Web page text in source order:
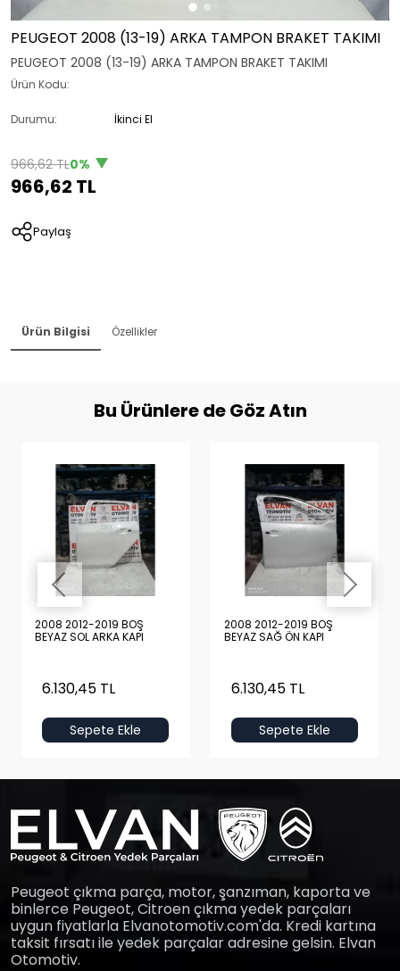
PEUGEOT 2008 (13-19) ARKA TAMPON BRAKET TAKIMI
PEUGEOT 2008 (13-19) ARKA TAMPON BRAKET TAKIMI
Ürün Kodu:
Durumu: İkinci El
966,62 TL0%
966,62 TL
Paylaş
Ürün Bilgisi Özellikler
Bu Ürünlere de Göz Atın
2008 2012-2019 BOŞ
BEYAZ SOL ARKA KAPI
6.130,45 TL
Sepete Ekle
2008 2012-2019 BOŞ
BEYAZ SAĞ ÖN KAPI
6.130,45 TL
Sepete Ekle
Peugeot çıkma parça, motor, şanzıman, kaporta ve
binlerce Peugeot, Citroen çıkma yedek parçaları
uygun fiyatlarla Elvanotomotiv.com'da. Kredi kartına
taksit fırsatı ile yedek parçalar adresine gelsin. Elvan
Otomotiv.